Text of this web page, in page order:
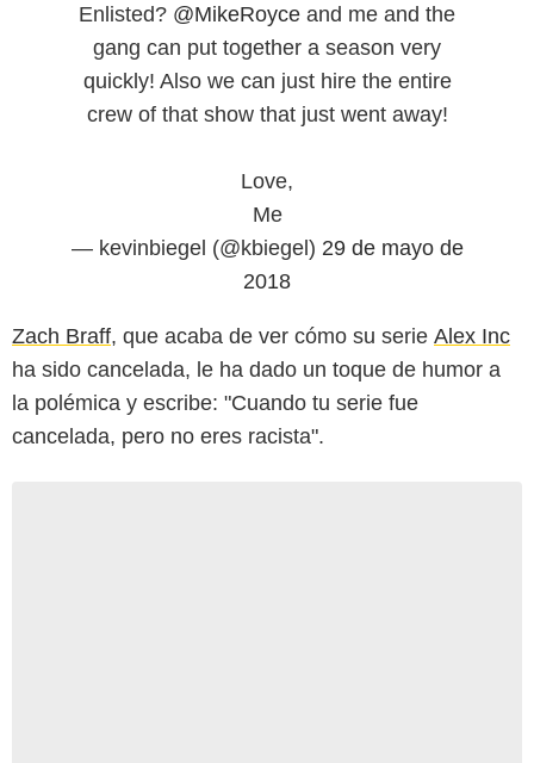
Enlisted? @MikeRoyce and me and the
gang can put together a season very
quickly! Also we can just hire the entire
crew of that show that just went away!
Love,
Me
— kevinbiegel (@kbiegel) 29 de mayo de
2018
Zach Braff, que acaba de ver cómo su serie Alex Inc
ha sido cancelada, le ha dado un toque de humor a
la polémica y escribe: "Cuando tu serie fue
cancelada, pero no eres racista".